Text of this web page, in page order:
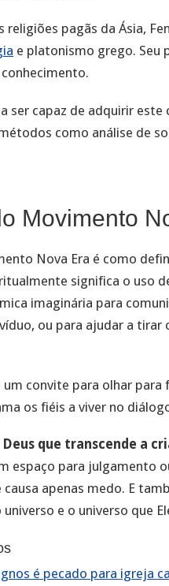
pagãs da Ásia,
e platonismo grego. Seu
ser capaz de adquirir este
como análise de
Movimento
Nova Era é como
significa o uso
imaginária para
ou para ajudar a
convite para olhar para
os fiéis a viver no
que transcende a
espaço para julgamento
apenas medo. E
e o universo que
é pecado para igreja